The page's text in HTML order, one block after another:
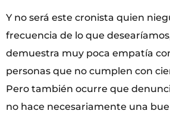
Y no será este cronista quien
frecuencia de lo que
demuestra muy poca empatía
personas que no cumplen con
Pero también ocurre que
no hace necesariamente una